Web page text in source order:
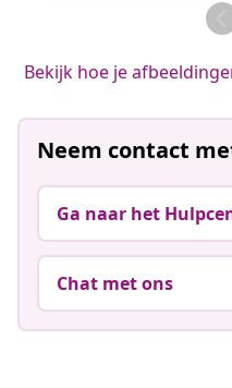
Bekijk hoe je
Neem contact
Ga naar het
Chat met ons